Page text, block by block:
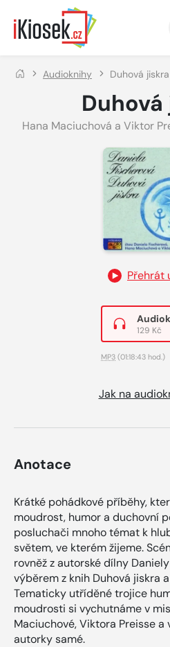
Přejít na hlavní obsah
Audioknihy Duhová jiskra
Hana Maciuchová a Viktor
Přehrát
129 Kč
MP3 (01:18:43 hod.)
Jak na
Anotace
Krátké pohádkové příběhy,
moudrost, humor a duchovní
posluchači mnoho témat k
světem, ve kterém žijeme.
rovněž z autorské dílny
výběrem z knih Duhová jiskra
Tematicky utříděné trojice
moudrosti si vychutnáme v
Maciuchové, Viktora Preisse
autorky samé.